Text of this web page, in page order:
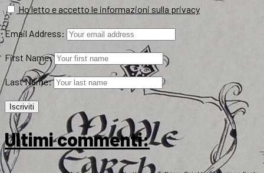
Ho letto e accetto le informazioni sulla privacy
Email Address:
First Name:
Last Name:
Ultimi commenti: